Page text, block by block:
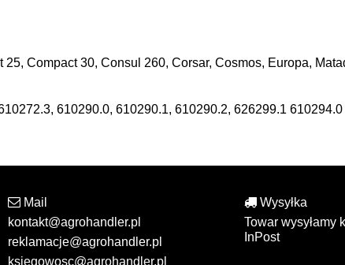
Compact 30, Consul 260, Corsar, Cosmos, Europa,
610290.0, 610290.1, 610290.2, 626299.1
Mail
kontakt@agrohandler.pl
reklamacje@agrohandler.pl
ksiegowosc@agrohandler.pl
Wysyłka
Towar wysyłamy
InPost